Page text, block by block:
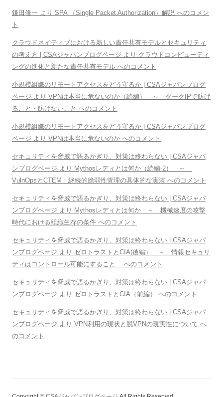
鎌田修一 より SPA （Single Packet Authorization）解説 へのコメン
ト
クラウドネイティブにおける新しい責任共有モデルとセキュリティ
の考え方 | CSAジャパンブログページ より クラウドコンピューティ
ングの進化と新たな責任共有モデル へのコメント
小規模組織のリモートアクセスをどう守るか | CSAジャパンブログ
ページ より VPNは本当に危ないのか（続編） ～ ダークIPで防げ
ること・防げないこと へのコメント
小規模組織のリモートアクセスをどう守るか | CSAジャパンブログ
ページ より VPNは本当に危ないのか へのコメント
セキュリティを脅威で語るかぎり、対策は終わらない | CSAジャパ
ンブログページ より Mythosレディとは何か（続編-2） ～
VulnOpsとCTEM：継続的脆弱性管理の具体的な実装 へのコメント
セキュリティを脅威で語るかぎり、対策は終わらない | CSAジャパ
ンブログページ より Mythosレディとは何か ～ 機械速度の攻撃
時代における組織生存の条件 へのコメント
セキュリティを脅威で語るかぎり、対策は終わらない | CSAジャパ
ンブログページ より ゼロトラストとCIA(後編） ～ 情報セキュリ
ティはコントロール可能にすること へのコメント
セキュリティを脅威で語るかぎり、対策は終わらない | CSAジャパ
ンブログページ より ゼロトラストとCIA（前編） へのコメント
セキュリティを脅威で語るかぎり、対策は終わらない | CSAジャパ
ンブログページ より VPN利用の現状と脱VPNの現実性について へ
のコメント